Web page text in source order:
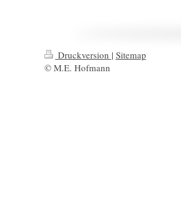
Druckversion | Sitemap
© M.E. Hofmann